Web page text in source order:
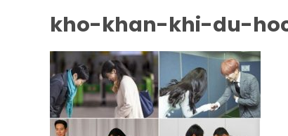
kho-khan-khi-du-